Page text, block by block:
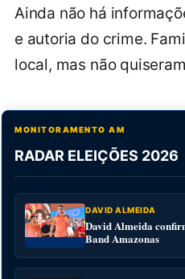
Ainda não há
e autoria do crime.
local, mas não
MONITORAMENTO AM
RADAR ELEIÇÕES 2026
DAVID ALMEIDA
David Almeida
Band Amazonas